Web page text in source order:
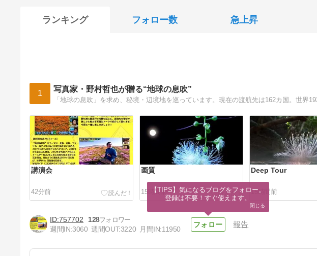
ランキング フォロー数 急上昇
1 写真家・野村哲也が贈る“地球の息吹”
講演会
42分前
画質
15時間前
Deep Tour
15時間前
757702
128
週間IN:3060 週間OUT:3220 月間IN:11950
報告
【TIPS】気になるブログをフォロー。
登録は不要！すぐ使えます。
閉じる